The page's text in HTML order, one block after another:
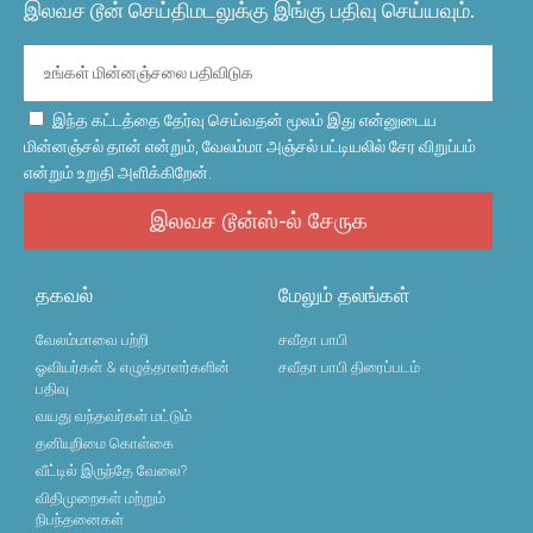
இலவச டூன் செய்திமடலுக்கு இங்கு பதிவு செய்யவும்.
இந்த கட்டத்தை தேர்வு செய்வதன் மூலம் இது என்னுடைய
மின்னஞ்சல் தான் என்றும், வேலம்மா அஞ்சல் பட்டியலில் சேர விறுப்பம்
என்றும் உறுதி அளிக்கிறேன்.
இலவச டூன்ஸ்-ல் சேருக
தகவல்
வேலம்மாவை பற்றி
ஓவியர்கள் & எழுத்தாளர்களின்
பதிவு
வயது வந்தவர்கள் மட்டும்
தனியுறிமை கொள்கை
வீட்டில் இருந்தே வேலை?
விதிமுறைகள் மற்றும்
நிபந்தனைகள்
மேலும் தலங்கள்
சவீதா பாபி
சவீதா பாபி திரைப்படம்